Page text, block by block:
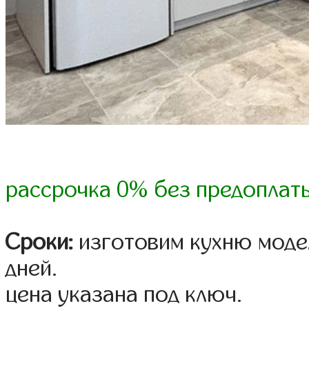
рассрочка 0% без
Сроки: изготовим кухню
дней.
цена указана под ключ.